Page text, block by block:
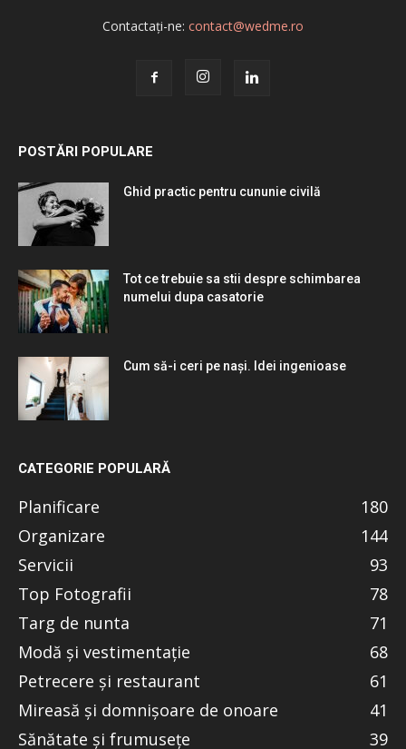
Contactați-ne: contact@wedme.ro
POSTĂRI POPULARE
Ghid practic pentru cununie civilă
Tot ce trebuie sa stii despre schimbarea
numelui dupa casatorie
Cum să-i ceri pe nași. Idei ingenioase
CATEGORIE POPULARĂ
Planificare
180
Organizare
144
Servicii
93
Top Fotografii
78
Targ de nunta
71
Modă și vestimentație
68
Petrecere și restaurant
61
Mireasă și domnișoare de onoare
41
Sănătate și frumusețe
39